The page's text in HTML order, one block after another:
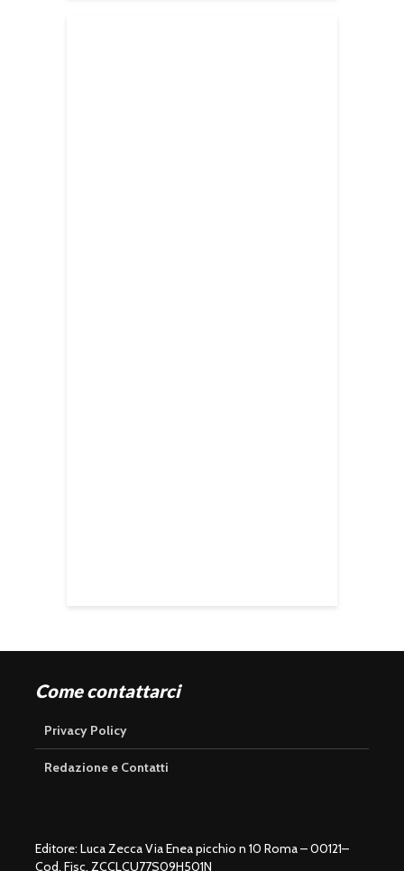
Come contattarci
Privacy Policy
Redazione e Contatti
Editore: Luca Zecca Via Enea picchio n 10 Roma – 00121–
Cod. Fisc. ZCCLCU77S09H501N